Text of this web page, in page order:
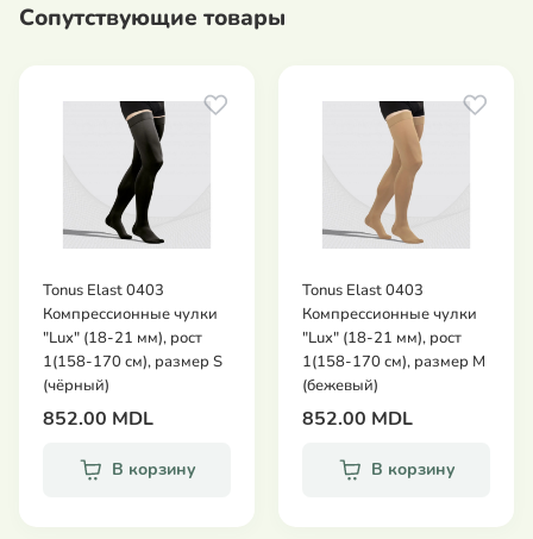
лечения синдрома "тяжелых ног".
болезни: боль, усталость, отеки, ощущения
зуда и жжения в ногах, судороги в области
икроножных мышц, сосудистая "сеточка",
"паутинка", единичные варикозно-
расширенные вены.
наследственной предрасположенности.
профилактики варикозного расширения вен в
группах риска: длительное нахождение в
положении стоя или сидя, избыточный вес,
беременность, путешествия на самолете и в
Медицинские компрессионные изделия II класса
Сопутствующие товары
Tonus Elast 0403
Компрессионные чулки
"Lux" (18-21 мм), рост
1(158-170 см), размер S
(чёрный)
852.00 MDL
В корзину
Tonus Elast 0403
Компрессионные чулки
"Lux" (18-21 мм), рост
1(158-170 см), размер М
(бежевый)
852.00 MDL
В корзину